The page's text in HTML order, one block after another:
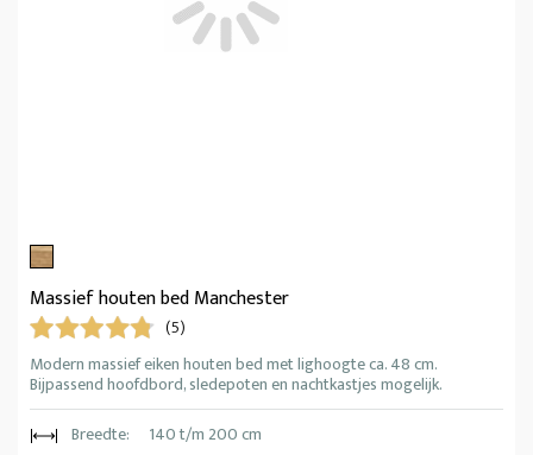
Massief houten bed Manchester
(5)
Modern massief eiken houten bed met lighoogte ca. 48 cm.
Bijpassend hoofdbord, sledepoten en nachtkastjes mogelijk.
Breedte:
140 t/m 200 cm